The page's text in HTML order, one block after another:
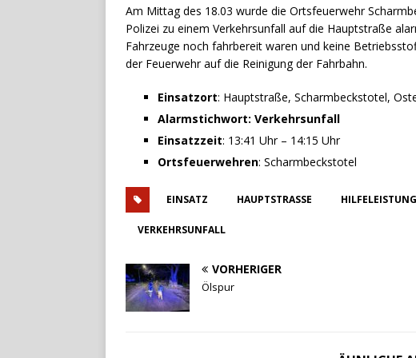
Am Mittag des 18.03 wurde die Ortsfeuerwehr
Polizei zu einem Verkehrsunfall auf die Hauptstraße
Fahrzeuge noch fahrbereit waren und keine
der Feuerwehr auf die Reinigung der Fahrbahn.
Einsatzort: Hauptstraße, Scharmbeckstotel,
Alarmstichwort: Verkehrsunfall
Einsatzzeit: 13:41 Uhr – 14:15 Uhr
Ortsfeuerwehren: Scharmbeckstotel
EINSATZ HAUPTSTRASSE HILFELEISTUNG
VERKEHRSUNFALL
VORHERIGER
Ölspur